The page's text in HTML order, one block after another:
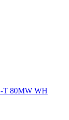
T 80MW WH